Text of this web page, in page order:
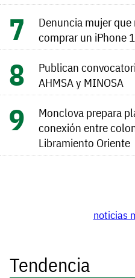
Denuncia mujer
comprar un iPhone
Publican
AHMSA y MINOSA
Monclova prepara
conexión entre
Libramiento Oriente
noticias
Tendencia